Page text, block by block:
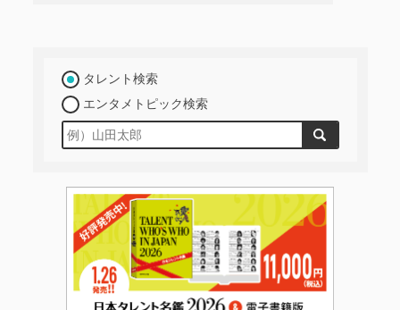
タレント検索
エンタメトピック検索